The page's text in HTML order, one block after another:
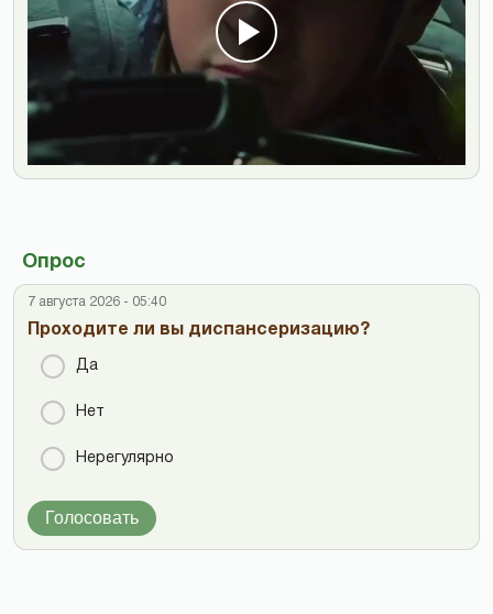
Опрос
7 августа 2026 - 05:40
Проходите ли вы диспансеризацию?
Да
Нет
Нерегулярно
Голосовать